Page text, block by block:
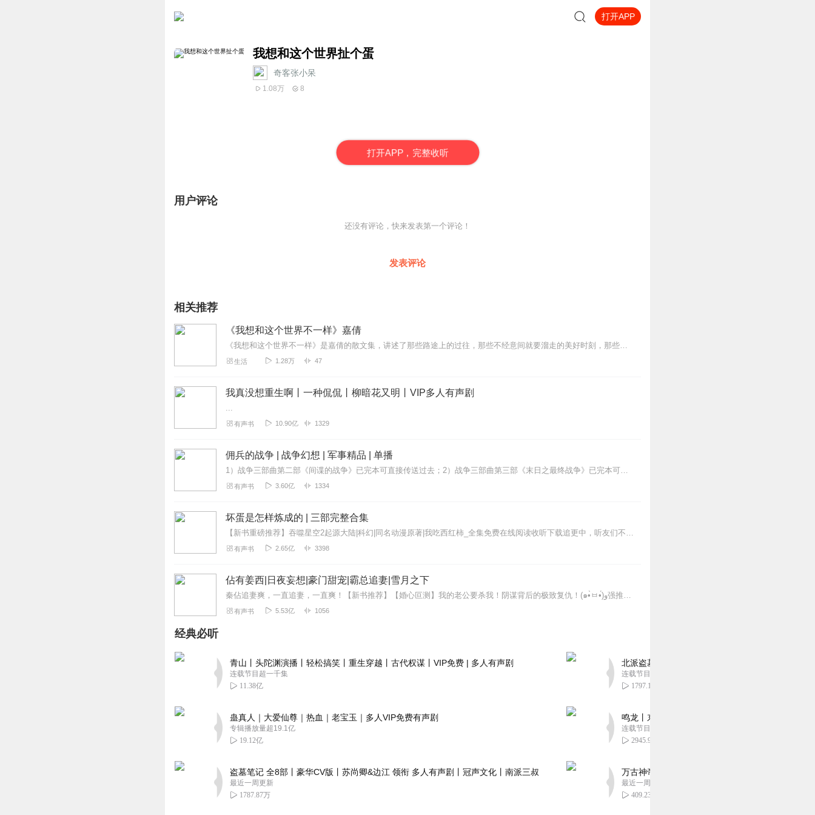
打开APP
我想和这个世界扯个蛋
奇客张小呆
1.08万 8
打开APP，完整收听
用户评论
还没有评论，快来发表第一个评论！
发表评论
相关推荐
《我想和这个世界不一样》嘉倩
《我想和这个世界不一样》是嘉倩的散文集，讲述了那些路途上的过往，那些不经意间就要溜走的美好时刻，那些去远方才能发现的微妙的自己，那些布满星光的山野上的心悸与温暖...
生活 1.28万 47
我真没想重生啊丨一种侃侃丨柳暗花又明丨VIP多人有声剧
...
有声书 10.90亿 1329
佣兵的战争 | 战争幻想 | 军事精品 | 单播
1）战争三部曲第二部《间谍的战争》已完本可直接传送过去；2）战争三部曲第三部《末日之最终战争》已完本可直接传送过去。3）战争幻想类全新力作《二战之列兵崛起》已上...
有声书 3.60亿 1334
坏蛋是怎样炼成的 | 三部完整合集
【新书重磅推荐】吞噬星空2起源大陆|科幻|同名动漫原著|我吃西红柿_全集免费在线阅读收听下载追更中，听友们不要着急，会更的都会更的！有任何问题欢迎搜索华音剧社加...
有声书 2.65亿 3398
佔有姜西|日夜妄想|豪门甜宠|霸总追妻|雪月之下
秦佔追妻爽，一直追妻，一直爽！【新书推荐】【婚心叵测】我的老公要杀我！阴谋背后的极致复仇！(๑•̀ㅂ•́)و强推！【宠妻入骨：我闪婚了个财阀大佬】不小心闪婚亿万...
有声书 5.53亿 1056
经典必听
青山丨头陀渊演播丨轻松搞笑丨重生穿越丨古代权谋丨VIP免费 | 多人有声剧
连载节目超一千集
11.38亿
蛊真人｜大爱仙尊｜热血｜老宝玉｜多人VIP免费有声剧
专辑播放量超19.1亿
19.12亿
盗墓笔记 全8部丨豪华CV版丨苏尚卿&边江 领衔 多人有声剧丨冠声文化丨南派三叔
最近一周更新
1787.87万
北派盗墓笔记丨头陀渊出品丨悬疑灵异丨摸金校尉
连载节目超五百集
1797.10万
鸣龙丨东方玄幻丨紫襟团队丨轻松搞笑丨多人有声
连载节目超五百集
2945.98万
万古神帝丨玄幻丨热血丨紫襟团队演播丨多人有声
最近一周更新
409.23万